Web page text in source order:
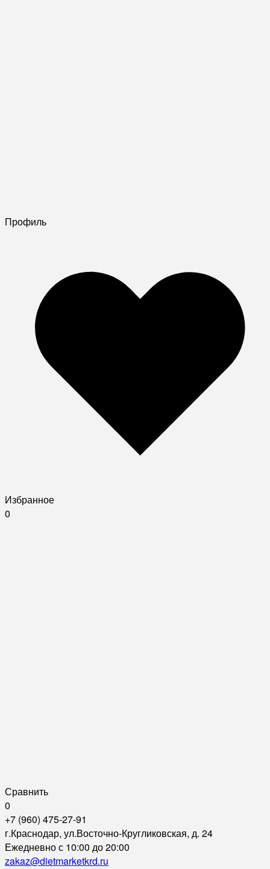
Профиль
Избранное
0
Сравнить
0
+7 (960) 475-27-91
г.Краснодар, ул.Восточно-Кругликовская, д. 24
Ежедневно с 10:00 до 20:00
zakaz@dietmarketkrd.ru